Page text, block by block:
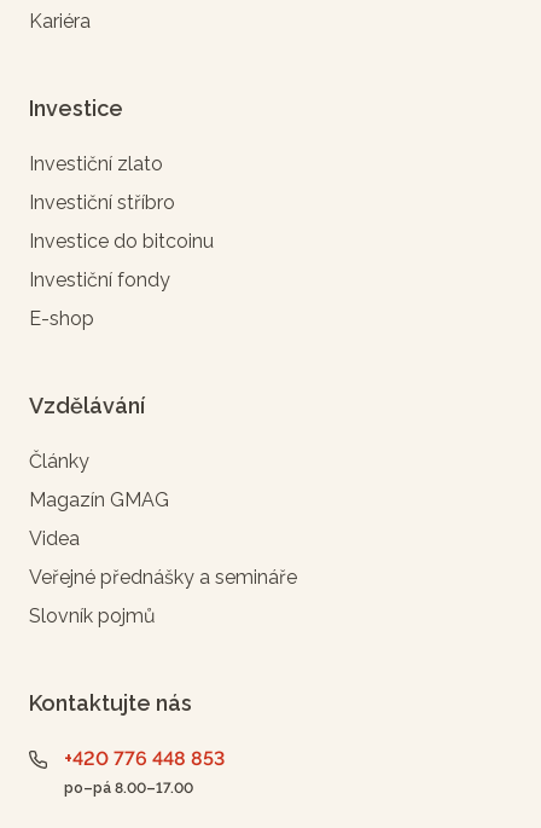
Kariéra
Investice
Investiční zlato
Investiční stříbro
Investice do bitcoinu
Investiční fondy
E-shop
Vzdělávání
Články
Magazín GMAG
Videa
Veřejné přednášky a semináře
Slovník pojmů
Kontaktujte nás
+420 776 448 853
po–pá 8.00–17.00